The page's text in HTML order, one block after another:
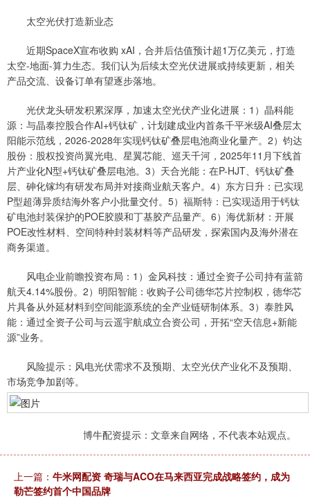
太空光伏打造新业态
近期SpaceX宣布收购 xAI，合并后估值预计超1万亿美元，打造
太空-地面-算力生态。我们认为后续太空光伏进展或持续更新，相关
产品交流、设备订单有望逐步落地。
光伏龙头研发积累深厚，加速太空光伏产业化进展：1）晶科能
源：与晶泰控股合作AI+钙钛矿，计划建成业内首条千平米级AI叠层太
阳能示范线，2026-2028年实现钙钛矿叠层电池商业化量产。2）钧达
股份：股权投资尚翼光电、星翼芯能、巡天千河，2025年11月下线首
片产业化N型+钙钛矿叠层电池。3）天合光能：在P-HJT、钙钛矿叠
层、砷化镓均有研发布局并对接商业航天客户。4）东方日升：已实现
P型超薄异质结海外客户小批量交付。5）福斯特：已实现适用于钙钛
矿电池封装保护的POE胶膜和丁基胶产品量产。6）海优新材：开展
POE改性材料、空间特种封装材料等产品研发，探索国内及海外潜在
商务渠道。
风电企业前瞻投资布局：1）金风科技：通过全资子公司持有蓝箭
航天4.14%股份。2）明阳智能：收购子公司德华芯片控制权，德华芯
片具备从外延材料到空间能源系统的全产业链研制体系。3）泰胜风
能：通过全资子公司与云遥宇航成立合资公司，开拓“空天信息+新能
源”业务。
风险提示：风电光伏需求不及预期、太空光伏产业化不及预期、
市场竞争加剧等。
博牛配资提示：文章来自网络，不代表本站观点。
上一篇： 牛米网配资 奇瑞与ACO在马来西亚完成战略签约，成为
勒芒签约首个中国品牌